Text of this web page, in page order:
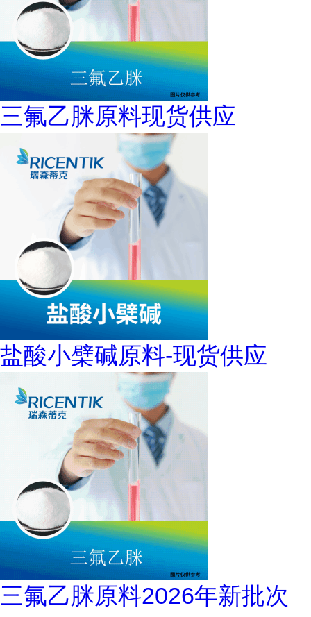
三氟乙脒原料现货供应
盐酸小檗碱原料-现货供应
三氟乙脒原料2026年新批次